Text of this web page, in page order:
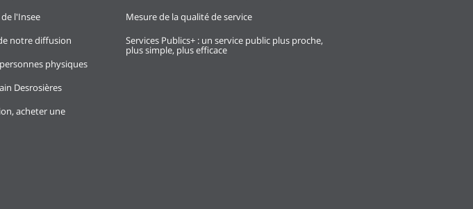
l'Insee
notre diffusion
physiques
Desrosières
acheter une
Mesure de la qualité de service
Services Publics+ : un service public plus proche,
plus simple, plus efficace